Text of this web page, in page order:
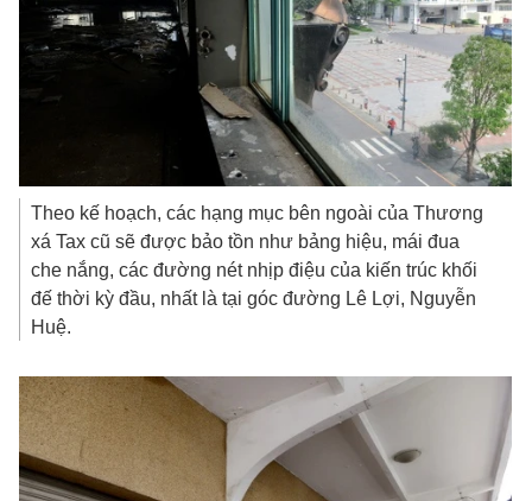
Theo kế hoạch, các hạng mục bên ngoài của Thương
xá Tax cũ sẽ được bảo tồn như bảng hiệu, mái đua
che nắng, các đường nét nhịp điệu của kiến trúc khối
đế thời kỳ đầu, nhất là tại góc đường Lê Lợi, Nguyễn
Huệ.